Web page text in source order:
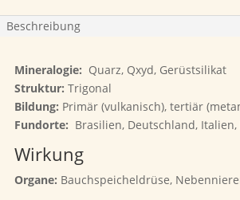
Beschreibung
Mineralogie: Quarz, Qxyd, Gerüstsilikat
Struktur:Trigonal
Bildung: Primär (vulkanisch), tertiär
Fundorte: Brasilien, Deutschland, Italien,
Wirkung
Organe: Bauchspeicheldrüse,